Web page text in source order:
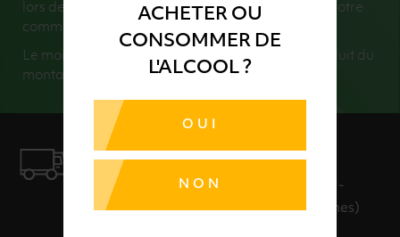
ACHETER OU
CONSOMMER DE
L'ALCOOL ?
OUI
NON
lors de la livraison (dans la limite du montant de votre
commande).
Le montant de vos consignes retournées sera déduit du
montant total de votre commande.
LIVRAISON
LIVRAISON EN 24H ET GRATUITE AU-
DELÀ DE 100€ D'ACHAT (hors consignes)